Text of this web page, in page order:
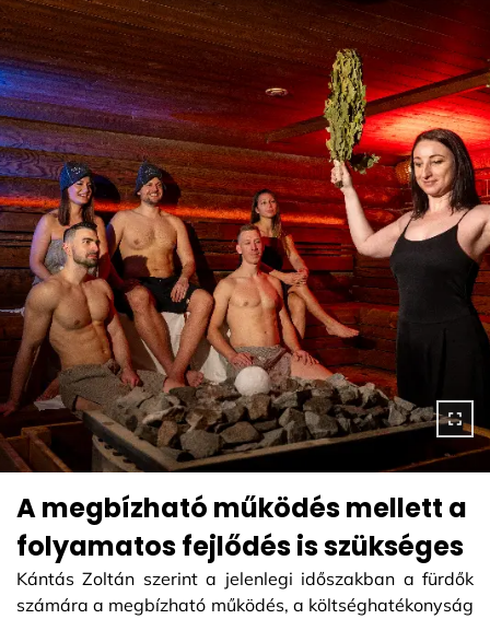
A megbízható működés mellett a
folyamatos fejlődés is szükséges
Kántás Zoltán szerint a jelenlegi időszakban a fürdők
számára a megbízható működés, a költséghatékonyság